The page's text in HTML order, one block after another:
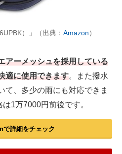
）」（出典： Amazon）
アーメッシュを採用している
適に使用できます。また撥水
て、多少の雨にも対応できま
1万7000円前後です。
で詳細をチェック